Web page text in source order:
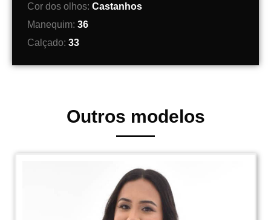
Cor dos olhos: Castanhos
Manequim: 36
Calçado: 33
Outros modelos